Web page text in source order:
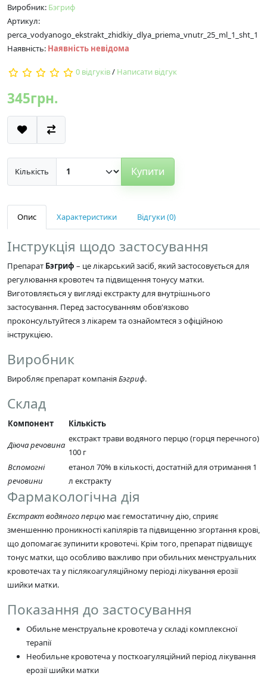
Виробник: Бэгриф
Артикул:
perca_vodyanogo_ekstrakt_zhidkiy_dlya_priema_vnutr_25_ml_1_sht_1
Наявність: Наявність невідома
0 відгуків/ Написати відгук
345грн.
Кількість Купити
Опис Характеристики Відгуки (0)
Інструкція щодо застосування
Препарат Бэгриф – це лікарський засіб, який застосовується для
регулювання кровотеч та підвищення тонусу матки.
Виготовляється у вигляді екстракту для внутрішнього
застосування. Перед застосуванням обов'язково
проконсультуйтеся з лікарем та ознайомтеся з офіційною
інструкцією.
Виробник
Виробляє препарат компаніяБэгриф.
Склад
Компонент
Кількість
Діюча речовина
екстракт трави водяного перцю (горця перечного)
100 г
Вспомогні
речовини
етанол 70% в кількості, достатній для отримання 1
л екстракту
Фармакологічна дія
Екстракт водяного перцю має гемостатичну дію, сприяє
зменшенню проникності капілярів та підвищенню згортання крові,
що допомагає зупинити кровотечі. Крім того, препарат підвищує
тонус матки, що особливо важливо при обильних менструальних
кровотечах та у післякоагуляційному періоді лікування ерозії
шийки матки.
Показання до застосування
Обильне менструальне кровотеча у складі комплексної
терапії
Необильне кровотеча у посткоагуляційний період лікування
ерозії шийки матки